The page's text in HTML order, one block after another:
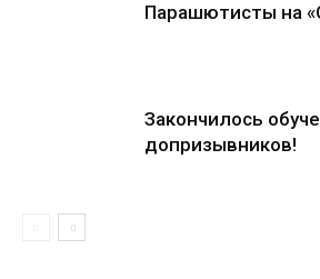
Парашютисты на
Закончилось
допризывников!